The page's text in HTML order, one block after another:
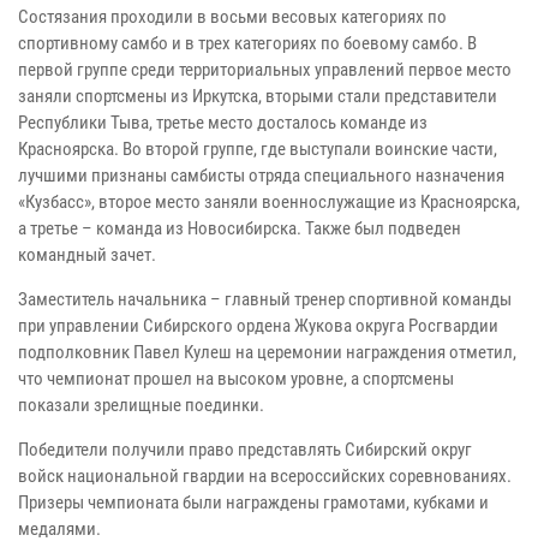
Состязания проходили в восьми весовых категориях по
спортивному самбо и в трех категориях по боевому самбо. В
первой группе среди территориальных управлений первое место
заняли спортсмены из Иркутска, вторыми стали представители
Республики Тыва, третье место досталось команде из
Красноярска. Во второй группе, где выступали воинские части,
лучшими признаны самбисты отряда специального назначения
«Кузбасс», второе место заняли военнослужащие из Красноярска,
а третье – команда из Новосибирска. Также был подведен
командный зачет.
Заместитель начальника – главный тренер спортивной команды
при управлении Сибирского ордена Жукова округа Росгвардии
подполковник Павел Кулеш на церемонии награждения отметил,
что чемпионат прошел на высоком уровне, а спортсмены
показали зрелищные поединки.
Победители получили право представлять Сибирский округ
войск национальной гвардии на всероссийских соревнованиях.
Призеры чемпионата были награждены грамотами, кубками и
медалями.